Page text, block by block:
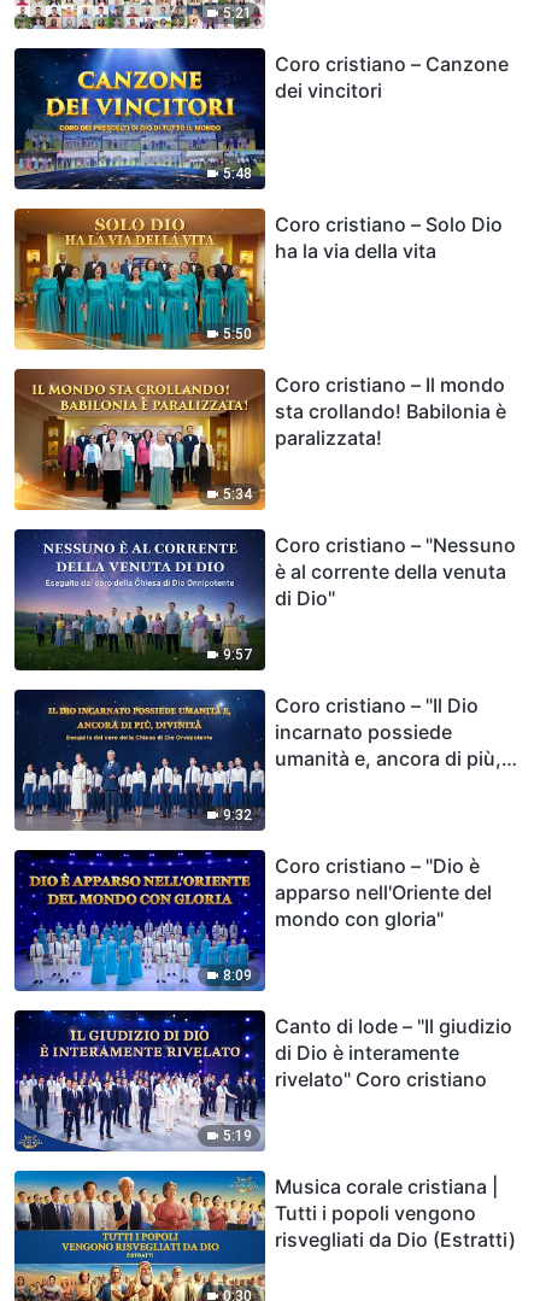
5:21
5:48
Coro cristiano – Canzone
dei vincitori
5:50
Coro cristiano – Solo Dio
ha la via della vita
5:34
Coro cristiano – Il mondo
sta crollando! Babilonia è
paralizzata!
9:57
Coro cristiano – "Nessuno
è al corrente della venuta
di Dio"
9:32
Coro cristiano – "Il Dio
incarnato possiede
umanità e, ancora di più,
8:09
Coro cristiano – "Dio è
apparso nell'Oriente del
mondo con gloria"
5:19
Canto di lode – "Il giudizio
di Dio è interamente
rivelato" Coro cristiano
0:30
Musica corale cristiana |
Tutti i popoli vengono
risvegliati da Dio (Estratti)